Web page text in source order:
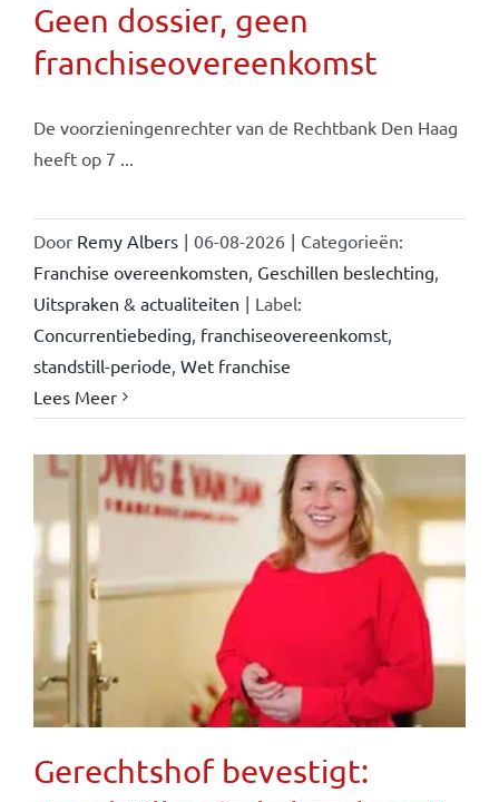
Geen dossier, geen
franchiseovereenkomst
De voorzieningenrechter van de Rechtbank Den Haag
heeft op 7 ...
Door Remy Albers | 06-08-2026 | Categorieën:
Franchise overeenkomsten Geschillen beslechting
Uitspraken & actualiteiten | Label:
Concurrentiebeding franchiseovereenkomst,
standstill-periode Wet franchise
Lees Meer
Gerechtshof bevestigt: